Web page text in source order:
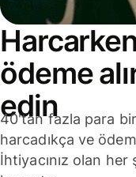
ödeme
edin
40'tan fazla para
harcadıkça ve
İhtiyacınız olan